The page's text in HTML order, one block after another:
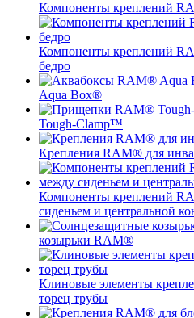
Компоненты креплений
Компоненты креплений
бедро
Aqua Box®
Tough-Clamp™
Крепления RAM® для
Компоненты креплений
сиденьем и центральной
козырьки RAM®
Клиновые элементы
торец трубы